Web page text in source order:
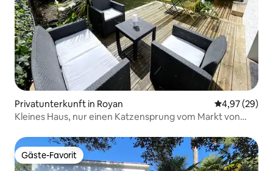
Privatunterkunft in Royan
4,97 (29)
Kleines Haus, nur einen Katzensprung vom Markt von
Gäste-Favorit
Gäste-Favorit